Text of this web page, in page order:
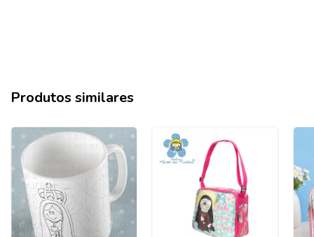
Produtos similares